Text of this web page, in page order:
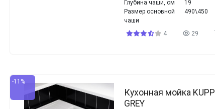
Глубина чаши, см
19
Размер основной
чаши
490\450
4 29
-11%
Кухонная мойка
GREY